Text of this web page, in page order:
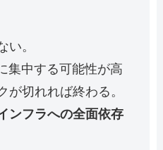
。
集中する可能性が高
切れれば終わる。
ンフラへの全面依存